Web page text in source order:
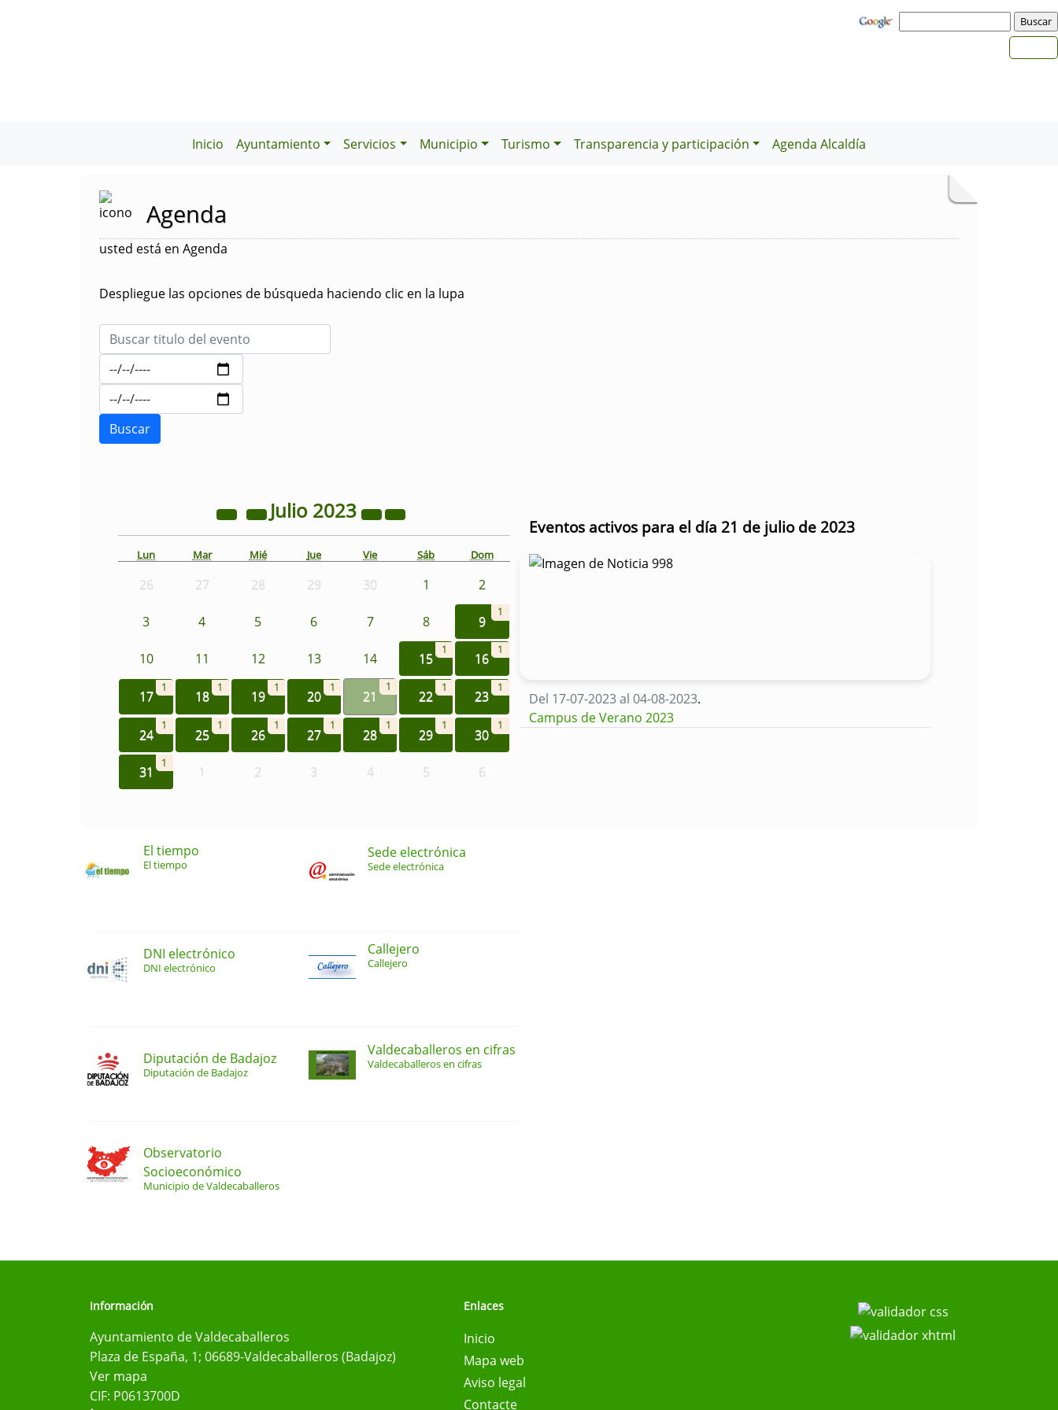
Inicio Ayuntamiento Servicios Municipio Turismo Transparencia y participación Agenda Alcaldía
Agenda
usted está en Agenda
Despliegue las opciones de búsqueda haciendo clic en la lupa
Julio 2023
Lun Mar Mié Jue Vie Sáb Dom
26 27 28 29 30 1 2
3 4 5 6 7 8 9
1
10 11 12 13 14 15
1
16
1
17
1
18
1
19
1
20
1
21
1
22
1
23
1
24
1
25
1
26
1
27
1
28
1
29
1
30
1
31
1
1 2 3 4 5 6
Eventos activos para el día 21 de julio de 2023
Del 17-07-2023 al 04-08-2023.
Campus de Verano 2023
El tiempo
El tiempo
Sede electrónica
Sede electrónica
DNI electrónico
DNI electrónico
Callejero
Callejero
Diputación de Badajoz
Diputación de Badajoz
Valdecaballeros en cifras
Valdecaballeros en cifras
Observatorio
Socioeconómico
Municipio de Valdecaballeros
Información
Ayuntamiento de Valdecaballeros
Plaza de España, 1; 06689-Valdecaballeros (Badajoz)
Ver mapa
CIF: P0613700D
Enlaces
Inicio
Mapa web
Aviso legal
Contacte